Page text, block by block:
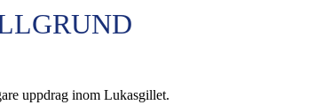
uppdrag inom Lukasgillet.